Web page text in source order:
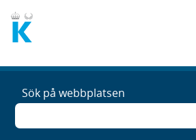
Sök på webbplatsen